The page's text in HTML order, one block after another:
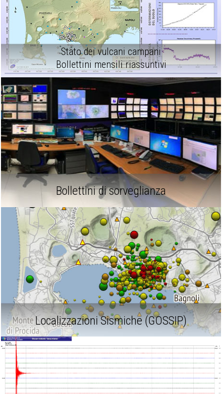
Stato dei vulcani campani
Bollettini mensili riassuntivi
Bollettini di sorveglianza
Localizzazioni Sismiche (GOSSIP)